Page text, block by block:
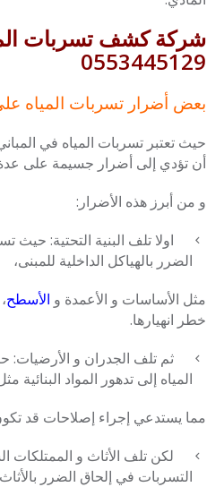
شركة كشف تسربات
0553445129
بعض أضرار تسربات المياه
حيث تعتبر تسربات المياه في
أن تؤدي إلى أضرار جسيمة على
و من أبرز هذه الأضرار:
اولا تلف البنية التحتية:
الضرر بالهياكل الداخلية للمبنى،
مثل الأساسات و الأعمدة و الأسطح
خطر انهيارها.
ثم تلف الجدران و
المياه إلى تدهور المواد
مما يستدعي إجراء إصلاحات قد
لكن تلف الأثاث و
التسربات في إلحاق الضرر